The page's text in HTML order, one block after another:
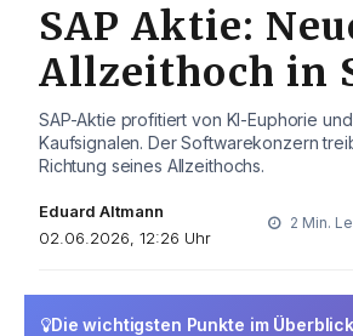
SAP Aktie:
Allzeithoch in
SAP-Aktie profitiert von KI-Euphorie
Kaufsignalen. Der Softwarekonzern
Richtung seines Allzeithochs.
Eduard Altmann
02.06.2026, 12:26 Uhr
2 Min.
Die wichtigsten Punkte im Überblick